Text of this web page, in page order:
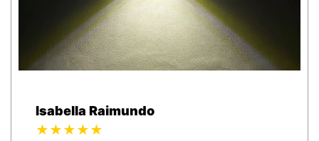
Isabella Raimundo
★★★★★